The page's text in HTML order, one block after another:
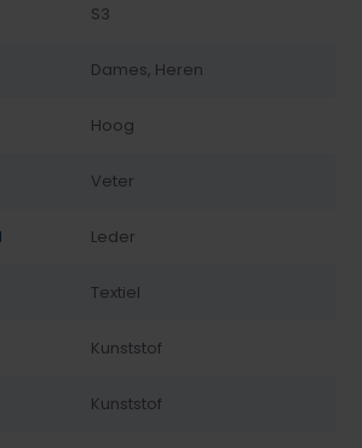
S3
Dames, Heren
Hoog
Veter
Leder
Textiel
Kunststof
Kunststof